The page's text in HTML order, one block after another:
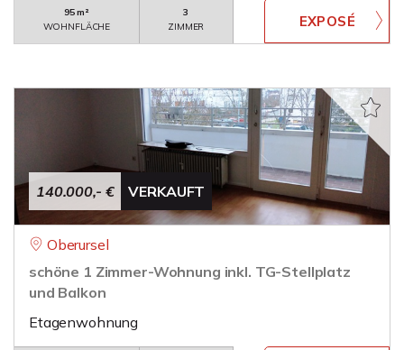
95 m²
WOHNFLÄCHE
3
ZIMMER
140.000,- € VERKAUFT
Oberursel
schöne 1 Zimmer-Wohnung inkl. TG-Stellplatz
und Balkon
Etagenwohnung